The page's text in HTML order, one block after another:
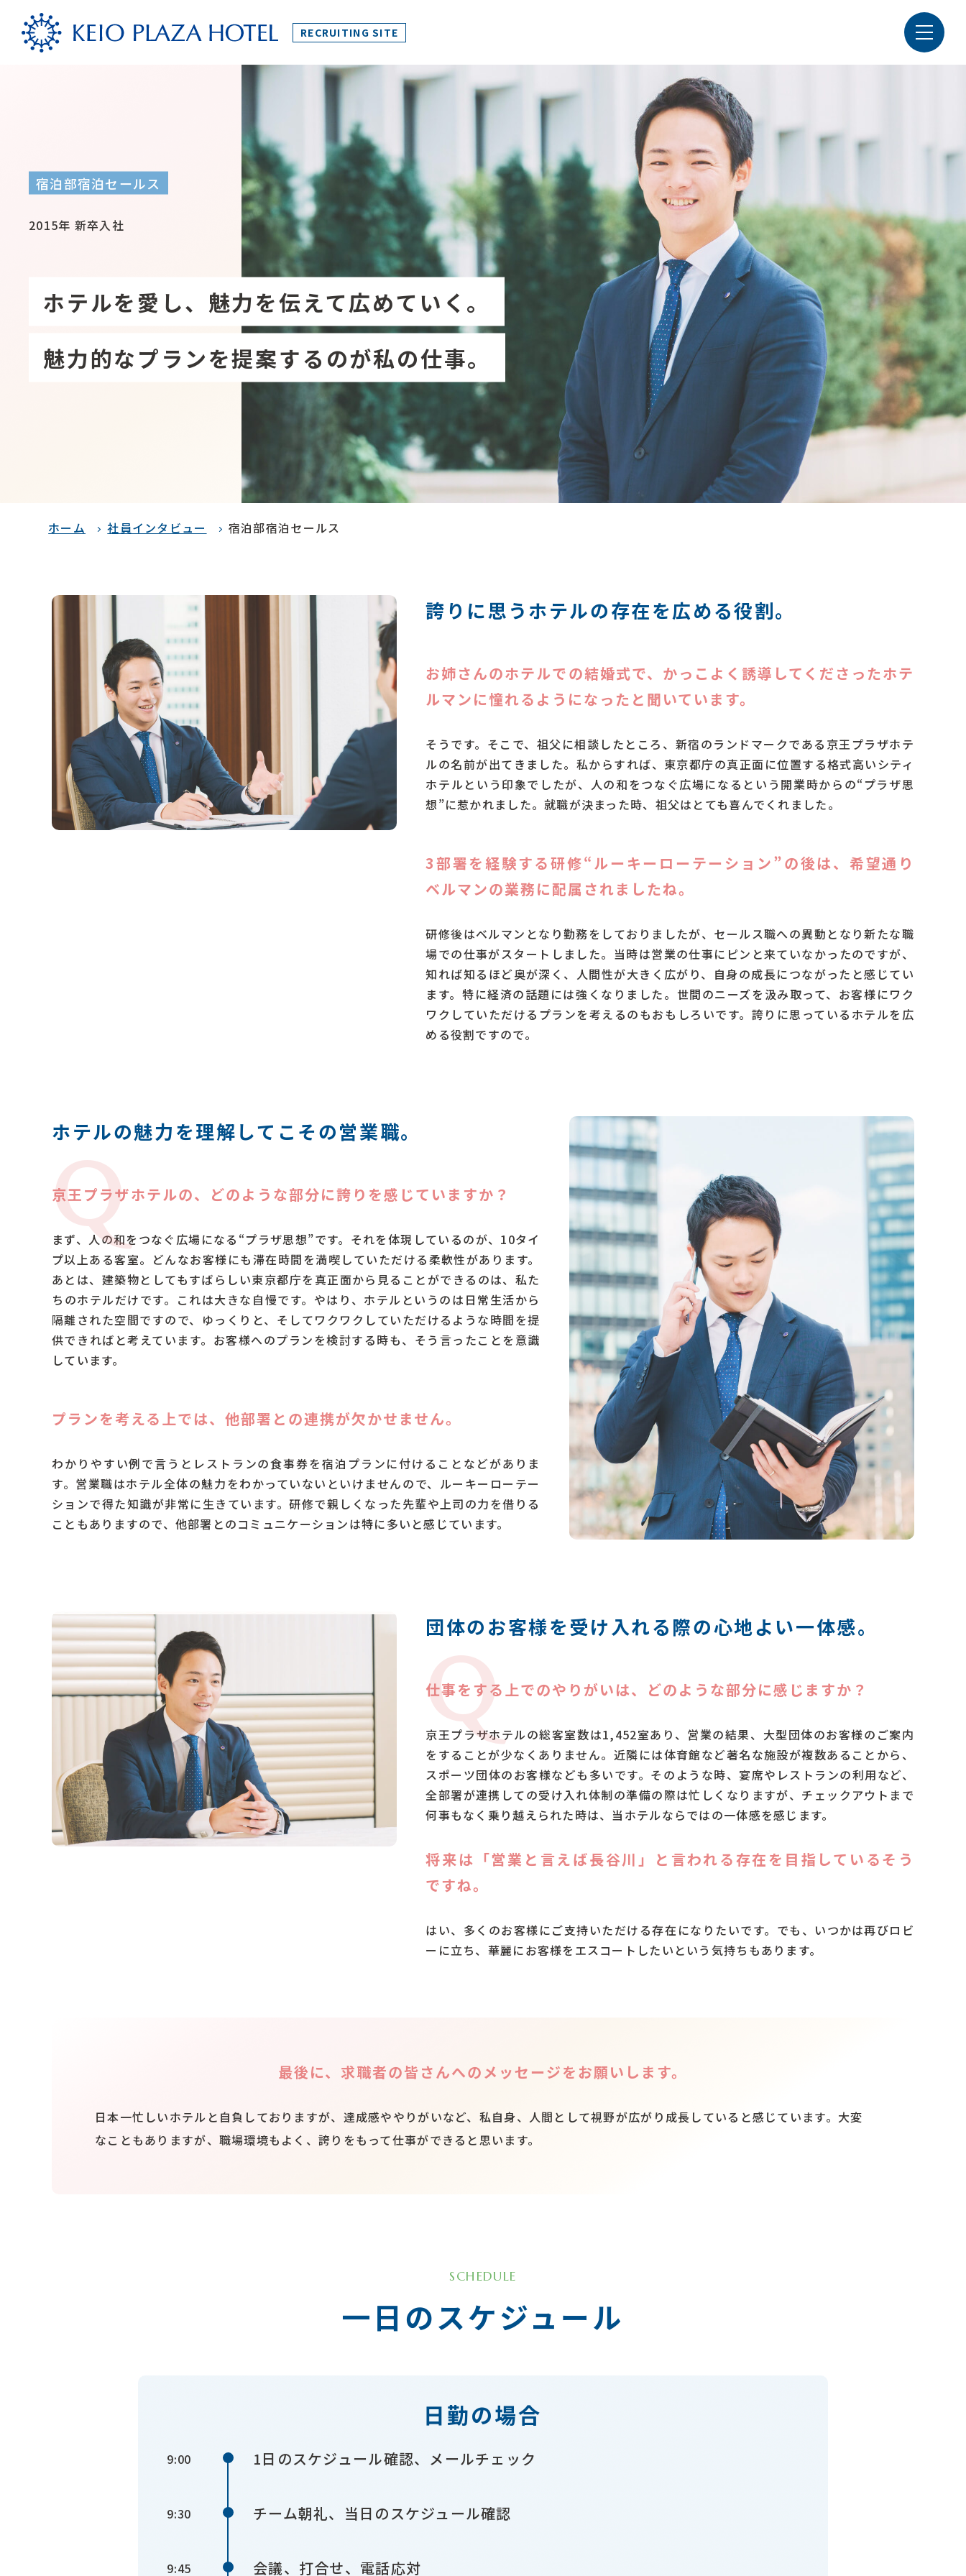
RECRUITING SITE
宿泊部宿泊セールス
2015年 新卒入社
ホテルを愛し、魅力を伝えて広めていく。
魅力的なプランを提案するのが私の仕事。
ホーム 社員インタビュー 宿泊部宿泊セールス
誇りに思うホテルの存在を広める役割。
お姉さんのホテルでの結婚式で、かっこよく誘導してくださったホテ
ルマンに憧れるようになったと聞いています。
そうです。そこで、祖父に相談したところ、新宿のランドマークである京王プラザホテ
ルの名前が出てきました。私からすれば、東京都庁の真正面に位置する格式高いシティ
ホテルという印象でしたが、人の和をつなぐ広場になるという開業時からの“プラザ思
想”に惹かれました。就職が決まった時、祖父はとても喜んでくれました。
3部署を経験する研修“ルーキーローテーション”の後は、希望通り
ベルマンの業務に配属されましたね。
研修後はベルマンとなり勤務をしておりましたが、セールス職への異動となり新たな職
場での仕事がスタートしました。当時は営業の仕事にピンと来ていなかったのですが、
知れば知るほど奥が深く、人間性が大きく広がり、自身の成長につながったと感じてい
ます。特に経済の話題には強くなりました。世間のニーズを汲み取って、お客様にワク
ワクしていただけるプランを考えるのもおもしろいです。誇りに思っているホテルを広
める役割ですので。
ホテルの魅力を理解してこその営業職。
Q
京王プラザホテルの、どのような部分に誇りを感じていますか？
まず、人の和をつなぐ広場になる“プラザ思想”です。それを体現しているのが、10タイ
プ以上ある客室。どんなお客様にも滞在時間を満喫していただける柔軟性があります。
あとは、建築物としてもすばらしい東京都庁を真正面から見ることができるのは、私た
ちのホテルだけです。これは大きな自慢です。やはり、ホテルというのは日常生活から
隔離された空間ですので、ゆっくりと、そしてワクワクしていただけるような時間を提
供できればと考えています。お客様へのプランを検討する時も、そう言ったことを意識
しています。
プランを考える上では、他部署との連携が欠かせません。
わかりやすい例で言うとレストランの食事券を宿泊プランに付けることなどがありま
す。営業職はホテル全体の魅力をわかっていないといけませんので、ルーキーローテー
ションで得た知識が非常に生きています。研修で親しくなった先輩や上司の力を借りる
こともありますので、他部署とのコミュニケーションは特に多いと感じています。
団体のお客様を受け入れる際の心地よい一体感。
Q
仕事をする上でのやりがいは、どのような部分に感じますか？
京王プラザホテルの総客室数は1,452室あり、営業の結果、大型団体のお客様のご案内
をすることが少なくありません。近隣には体育館など著名な施設が複数あることから、
スポーツ団体のお客様なども多いです。そのような時、宴席やレストランの利用など、
全部署が連携しての受け入れ体制の準備の際は忙しくなりますが、チェックアウトまで
何事もなく乗り越えられた時は、当ホテルならではの一体感を感じます。
将来は「営業と言えば長谷川」と言われる存在を目指しているそう
ですね。
はい、多くのお客様にご支持いただける存在になりたいです。でも、いつかは再びロビ
ーに立ち、華麗にお客様をエスコートしたいという気持ちもあります。
最後に、求職者の皆さんへのメッセージをお願いします。
日本一忙しいホテルと自負しておりますが、達成感ややりがいなど、私自身、人間として視野が広がり成長していると感じています。大変
なこともありますが、職場環境もよく、誇りをもって仕事ができると思います。
SCHEDULE
一日のスケジュール
日勤の場合
9:00 1日のスケジュール確認、メールチェック
9:30 チーム朝礼、当日のスケジュール確認
9:45 会議、打合せ、電話応対